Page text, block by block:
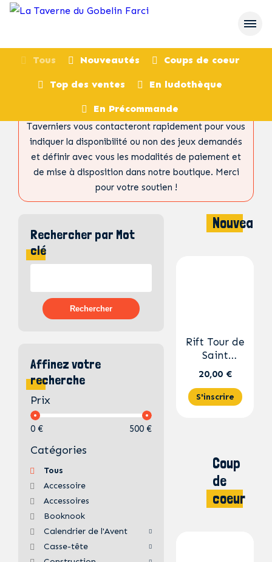
Tous Nouveautés Coups de coeur
Top des ventes En ludothèque
En Précommande
Ceci n’est pas un site de e-commerce. Vous ne
cette page. Après validation de votre panier, les
Taverniers vous contacteront rapidement pour vous
indiquer la disponibilité ou non des jeux demandés
et définir avec vous les modalités de paiement et
de mise à disposition dans notre boutique. Merci
pour votre soutien !
Rechercher par Mot
clé
Rechercher
Affinez votre
recherche
Prix
0 € 500 €
Catégories
Tous
Accessoire
Accessoires
Booknook
Calendrier de l'Avent
Casse-tête
Rift Tour de
Saint
Etienne
20,00 €
S'inscrire
Coup
de
coeur